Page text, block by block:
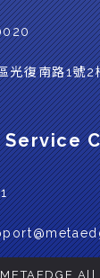
光復南路1號2
Service
All